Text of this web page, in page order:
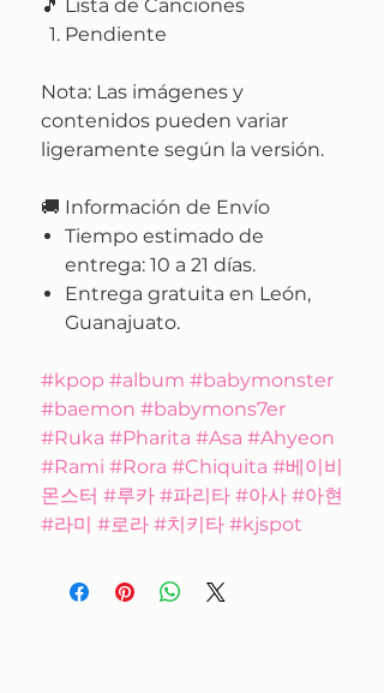
🎵 Lista de Canciones
Pendiente
Nota: Las imágenes y
contenidos pueden variar
ligeramente según la versión.
🚚 Información de Envío
Tiempo estimado de
entrega: 10 a 21 días.
Entrega gratuita en León,
Guanajuato.
#kpop #album #babymonster
#baemon #babymons7er
#Ruka #Pharita #Asa #Ahyeon
#Rami #Rora #Chiquita #베이비
몬스터 #루카 #파리타 #아사 #아현
#라미 #로라 #치키타 #kjspot